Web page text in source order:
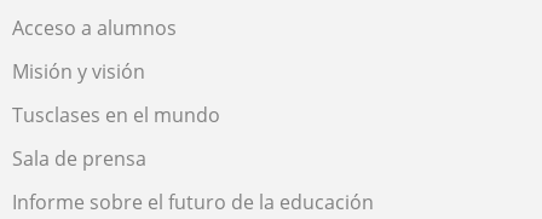
Acceso a alumnos
Misión y visión
Tusclases en el mundo
Sala de prensa
Informe sobre el futuro de la educación